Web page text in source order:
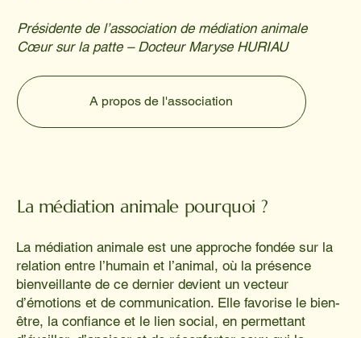
Présidente de l’association de médiation animale
Cœur sur la patte – Docteur Maryse HURIAU
A propos de l'association
La médiation animale pourquoi ?
La médiation animale est une approche fondée sur la
relation entre l’humain et l’animal, où la présence
bienveillante de ce dernier devient un vecteur
d’émotions et de communication. Elle favorise le bien-
être, la confiance et le lien social, en permettant